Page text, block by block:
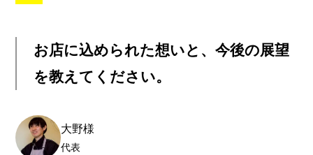
お店に込められた想いと、今後の展望
を教えてください。
大野様
代表